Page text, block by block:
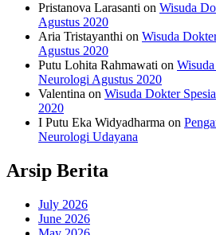
Pristanova Larasanti on Wisuda
Agustus 2020
Aria Tristayanthi on Wisuda
Agustus 2020
Putu Lohita Rahmawati on
Neurologi Agustus 2020
Valentina on Wisuda Dokter
2020
I Putu Eka Widyadharma on
Neurologi Udayana
Arsip Berita
July 2026
June 2026